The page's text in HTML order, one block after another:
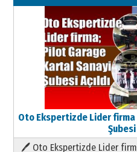
Oto Ekspertizde Lider
Şubesi
🖊 Oto Ekspertizde Lider